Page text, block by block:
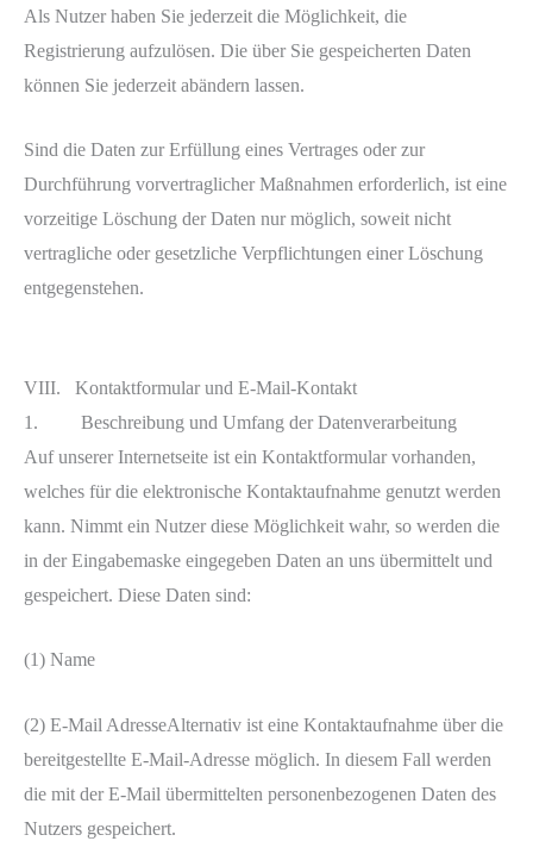
Als Nutzer haben Sie jederzeit die Möglichkeit, die
Registrierung aufzulösen. Die über Sie gespeicherten Daten
können Sie jederzeit abändern lassen.
Sind die Daten zur Erfüllung eines Vertrages oder zur
Durchführung vorvertraglicher Maßnahmen erforderlich, ist eine
vorzeitige Löschung der Daten nur möglich, soweit nicht
vertragliche oder gesetzliche Verpflichtungen einer Löschung
entgegenstehen.
VIII. Kontaktformular und E-Mail-Kontakt
1. Beschreibung und Umfang der Datenverarbeitung
Auf unserer Internetseite ist ein Kontaktformular vorhanden,
welches für die elektronische Kontaktaufnahme genutzt werden
kann. Nimmt ein Nutzer diese Möglichkeit wahr, so werden die
in der Eingabemaske eingegeben Daten an uns übermittelt und
gespeichert. Diese Daten sind:
(1) Name
(2) E-Mail AdresseAlternativ ist eine Kontaktaufnahme über die
bereitgestellte E-Mail-Adresse möglich. In diesem Fall werden
die mit der E-Mail übermittelten personenbezogenen Daten des
Nutzers gespeichert.